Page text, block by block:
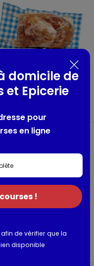
de porc grillé
couenne
2 barquettes
Noire
domicile de
et Epicerie
pour
en ligne
!
de vérifier que la
disponible